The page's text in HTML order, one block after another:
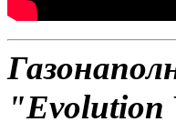
"Evolution